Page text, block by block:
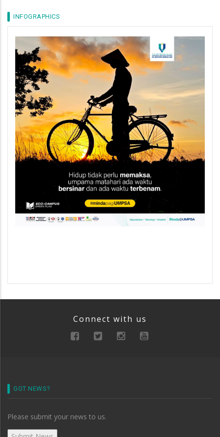
INFOGRAPHICS
Connect with us
GOT NEWS?
Please submit your news to us.